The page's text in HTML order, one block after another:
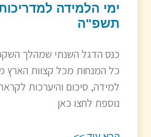
ימי הלמידה
תשפ"ה
כנס הדגל השנתי שמהלך
כל המנחות מכל קצוות הארץ
למידה, סיכום והיערכות
נוספת לחצו כאן